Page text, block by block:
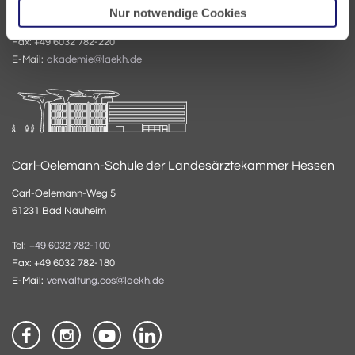
Nur notwendige Cookies
Tel:+49 6032 782-200
Fax: +49 6032 782-220
E-Mail: akademie@laekh.de
Carl-Oelemann-Schule der Landesärztekammer Hessen
Carl-Oelemann-Weg 5
61231 Bad Nauheim
Tel: +49 6032 782-100
Fax: +49 6032 782-180
E-Mail: verwaltung.cos@laekh.de